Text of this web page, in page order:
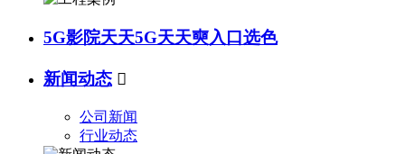
5G影院天天5G天天奭入口选色
新闻动态 
公司新闻
行业动态